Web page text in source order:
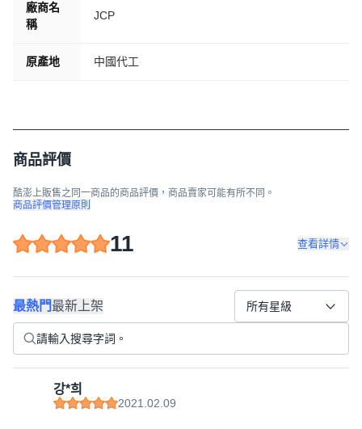
廠商名
稱
JCP
原產地 中國代工
商品評價
酷澎上販售之同一商品的商品評價，商品賣家可能有所不同。
商品評價管理原則
11 查看詳情
最熱門最新上架 所有星級
강*희
2021.02.09